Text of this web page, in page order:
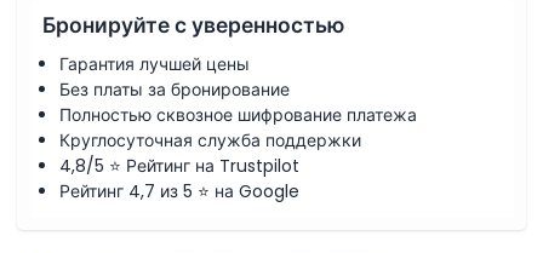
Бронируйте с уверенностью
Гарантия лучшей цены
Без платы за бронирование
Полностью сквозное шифрование платежа
Круглосуточная служба поддержки
4,8/5 ⭐ Рейтинг на Trustpilot
Рейтинг 4,7 из 5 ⭐ на Google